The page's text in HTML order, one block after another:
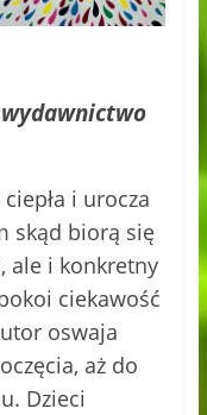
i urocza
skąd biorą się
ale i konkretny
ciekawość
oswaja
aż do
Dzieci